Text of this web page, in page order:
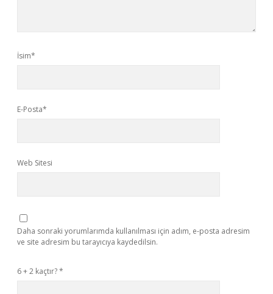
İsim*
E-Posta*
Web Sitesi
Daha sonraki yorumlarımda kullanılması için adım, e-posta adresim
ve site adresim bu tarayıcıya kaydedilsin.
6 + 2 kaçtır?*